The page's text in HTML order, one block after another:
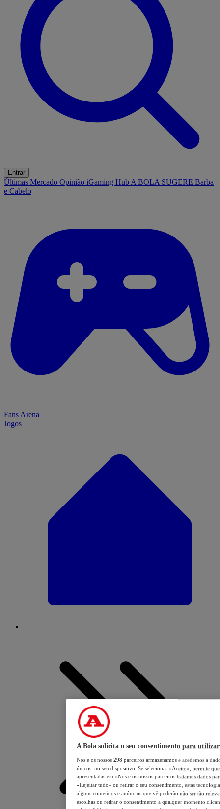
Entrar
Últimas Mercado Opinião iGaming Hub A BOLA SUGERE Barba
e Cabelo
Fans Arena
Jogos
A Bola solicita o seu consentimento para utilizar
Nós e os nossos 298 parceiros armazenamos e acedemos a
únicos, no seu dispositivo. Se selecionar «Aceito», permite
apresentadas em «Nós e os nossos parceiros tratamos dados
«Rejeitar tudo» ou retirar o seu consentimento, estas
alguns conteúdos e anúncios que vê poderão não ser tão
escolhas ou retirar o consentimento a qualquer momento